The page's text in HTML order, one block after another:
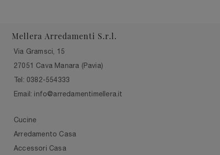
Mellera Arredamenti S.r.l.
Via Gramsci, 15
27051 Cava Manara (Pavia)
Tel: 0382-554333
Email: info@arredamentimellera.it
Cucine
Arredamento Casa
Accessori Casa